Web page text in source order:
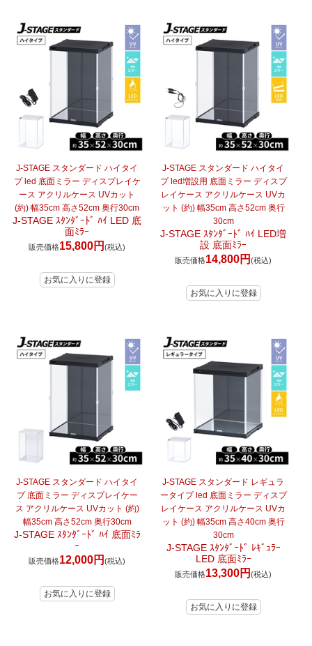
J-STAGE スタンダード ハイタイ
プ led 底面ミラー ディスプレイケ
ース アクリルケース UVカット
(約) 幅35cm 高さ52cm 奥行30cm
J-STAGE ｽﾀﾝﾀﾞｰﾄﾞ ﾊｲ LED 底
面ﾐﾗｰ
販売価格15,800円(税込)
J-STAGE スタンダード ハイタイ
プ led増設用 底面ミラー ディスプ
レイケース アクリルケース UVカ
ット (約) 幅35cm 高さ52cm 奥行
30cm
J-STAGE ｽﾀﾝﾀﾞｰﾄﾞ ﾊｲ LED増
設 底面ﾐﾗｰ
販売価格14,800円(税込)
J-STAGE スタンダード ハイタイ
プ 底面ミラー ディスプレイケー
ス アクリルケース UVカット (約)
幅35cm 高さ52cm 奥行30cm
J-STAGE ｽﾀﾝﾀﾞｰﾄﾞ ﾊｲ 底面ﾐﾗ
ｰ
販売価格12,000円(税込)
J-STAGE スタンダード レギュラ
ータイプ led 底面ミラー ディスプ
レイケース アクリルケース UVカ
ット (約) 幅35cm 高さ40cm 奥行
30cm
J-STAGE ｽﾀﾝﾀﾞｰﾄﾞ ﾚｷﾞｭﾗｰ
LED 底面ﾐﾗｰ
販売価格13,300円(税込)